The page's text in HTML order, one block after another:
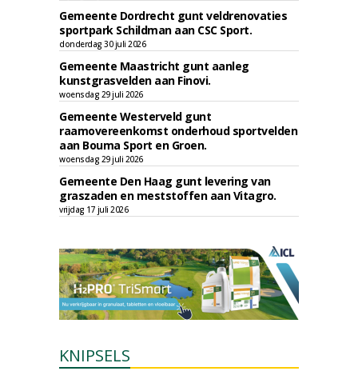
Gemeente Dordrecht gunt veldrenovaties
sportpark Schildman aan CSC Sport.
donderdag 30 juli 2026
Gemeente Maastricht gunt aanleg
kunstgrasvelden aan Finovi.
woensdag 29 juli 2026
Gemeente Westerveld gunt
raamovereenkomst onderhoud sportvelden
aan Bouma Sport en Groen.
woensdag 29 juli 2026
Gemeente Den Haag gunt levering van
graszaden en meststoffen aan Vitagro.
vrijdag 17 juli 2026
KNIPSELS